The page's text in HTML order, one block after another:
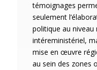
témoignages
seulement
politique au niveau
intéreministériel,
mise en œuvre
au sein des zones